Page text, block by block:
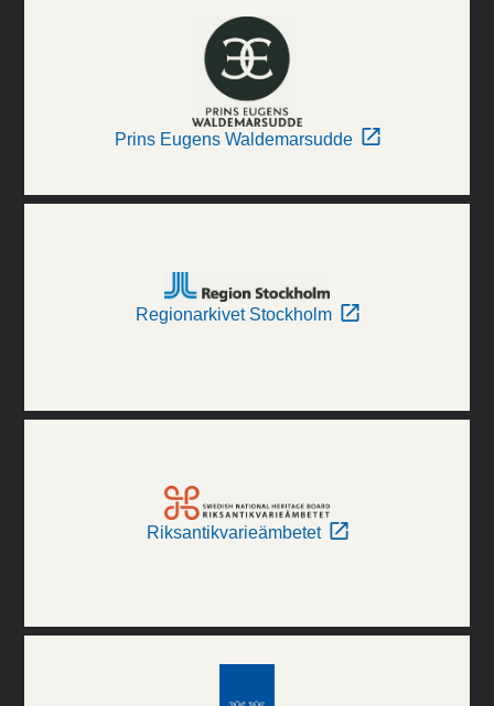
Prins Eugens Waldemarsudde
Regionarkivet Stockholm
Riksantikvarieämbetet